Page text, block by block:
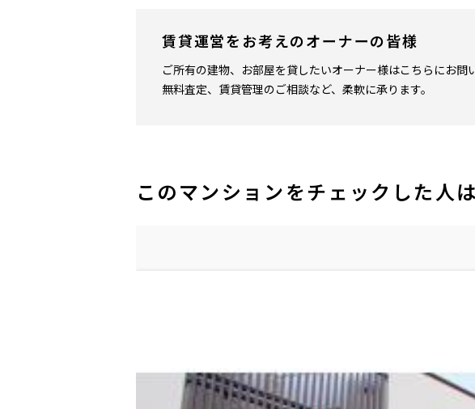
賃貸運営をお考えのオーナーの皆様
ご所有の建物、お部屋を貸したいオーナー様はこちらにお問
無料査定、賃貸管理のご相談など、柔軟に承ります。
このマンションをチェックした人